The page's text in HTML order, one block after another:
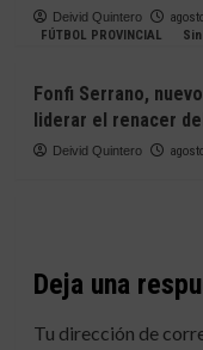
Deivid Quintero
FÚTBOL PROVINCIAL
Fonfi Serrano,
liderar el renacer
Deivid Quintero
Deja una
Tu dirección de